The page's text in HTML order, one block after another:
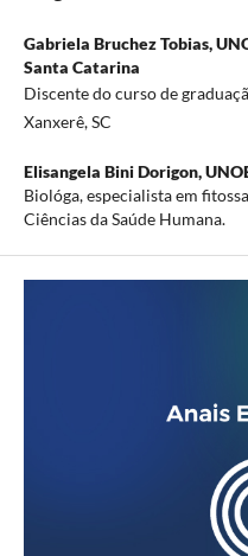
Gabriela Bruchez Tobias,
Santa Catarina
Discente do curso de
Xanxerê, SC
Elisangela Bini Dorigon,
Biológa, especialista em
Ciências da Saúde Humana.